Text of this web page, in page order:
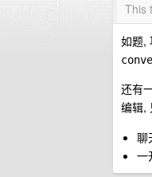
This
如题,
还有
编辑,
聊
一